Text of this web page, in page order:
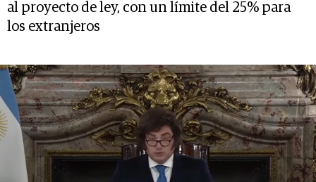
al proyecto de ley, con un límite del 25% para
los extranjeros